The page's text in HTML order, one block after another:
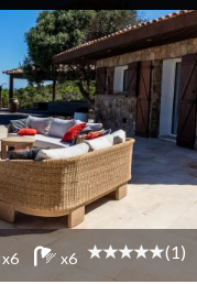
x6 x6 (1)